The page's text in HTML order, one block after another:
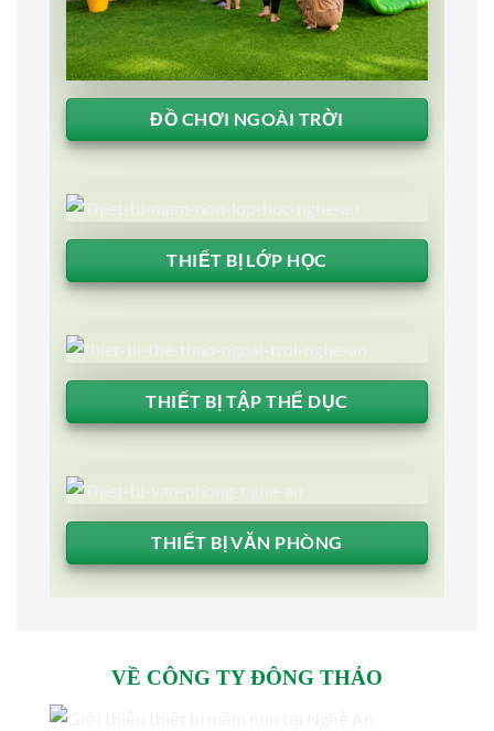
ĐỒ CHƠI NGOÀI TRỜI
THIẾT BỊ LỚP HỌC
THIẾT BỊ TẬP THỂ DỤC
THIẾT BỊ VĂN PHÒNG
VỀ CÔNG TY ĐÔNG THẢO